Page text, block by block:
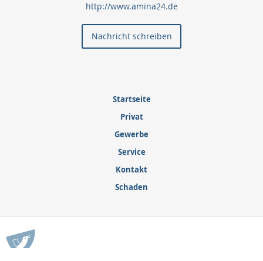
http://www.amina24.de
Nachricht schreiben
Startseite
Privat
Gewerbe
Service
Kontakt
Schaden